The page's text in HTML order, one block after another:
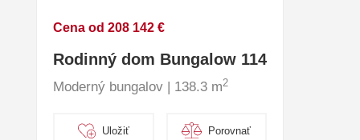
Cena od 208 142 €
Rodinný dom Bungalow 114
Moderný bungalov | 138.3 m2
Uložiť Porovnať